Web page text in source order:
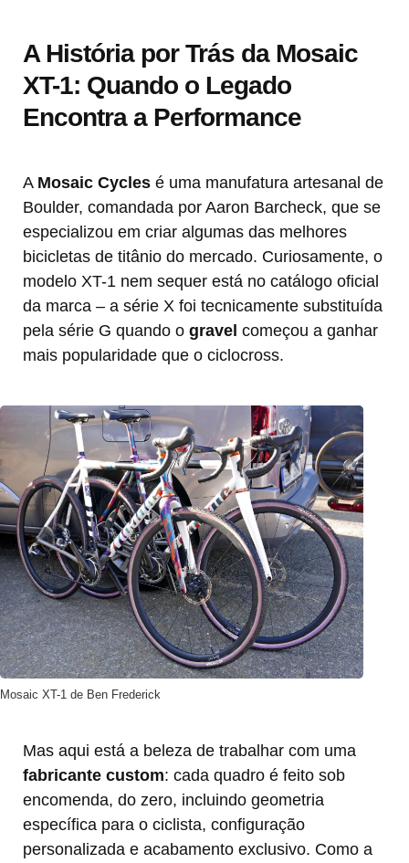
A História por Trás da Mosaic
XT-1: Quando o Legado
Encontra a Performance
A Mosaic Cycles é uma manufatura artesanal de
Boulder, comandada por Aaron Barcheck, que se
especializou em criar algumas das melhores
bicicletas de titânio do mercado. Curiosamente, o
modelo XT-1 nem sequer está no catálogo oficial
da marca – a série X foi tecnicamente substituída
pela série G quando o gravel começou a ganhar
mais popularidade que o ciclocross.
Mosaic XT-1 de Ben Frederick
Mas aqui está a beleza de trabalhar com uma
fabricante custom: cada quadro é feito sob
encomenda, do zero, incluindo geometria
específica para o ciclista, configuração
personalizada e acabamento exclusivo. Como a